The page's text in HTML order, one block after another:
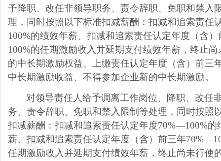
予降职、改任非领导职务、责令辞职、免职和禁入
理，同时按照以下标准扣减薪酬：扣减和追索责任
100%的绩效年薪、扣减和追索责任认定年度（含）
100%的任期激励收入并延期支付绩效年薪，终止尚
的中长期激励权益、上缴责任认定年度（含）前三
中长期激励收益、不得参加企业新的中长期激励。
对领导责任人给予调离工作岗位、降职、改任
务、责令辞职、免职和禁入限制等处理，同时按照
扣减薪酬：扣减和追索责任认定年度70%—100%的
薪、扣减和追索责任认定年度（含）前三年70%—
任期激励收入并延期支付绩效年薪，终止尚未行使